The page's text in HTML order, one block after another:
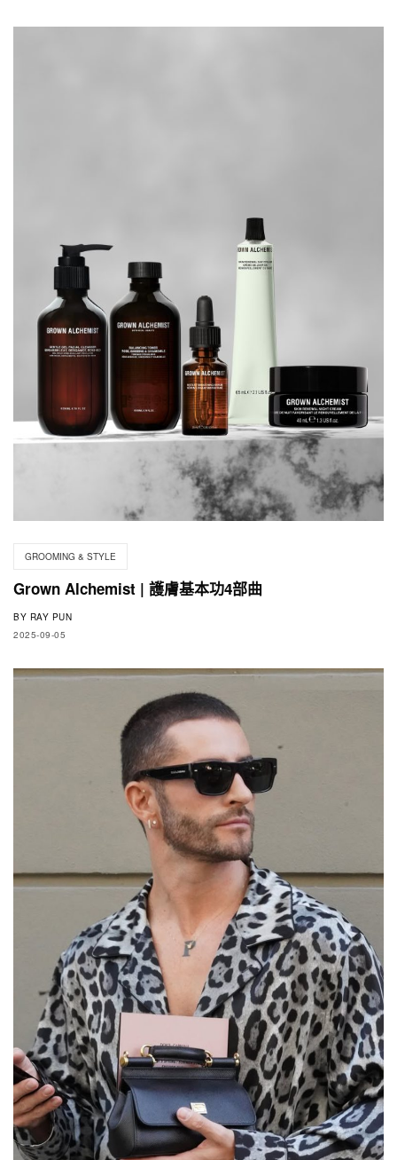
GROOMING & STYLE
Grown Alchemist | 護膚基本功4部曲
BY RAY PUN
2025-09-05